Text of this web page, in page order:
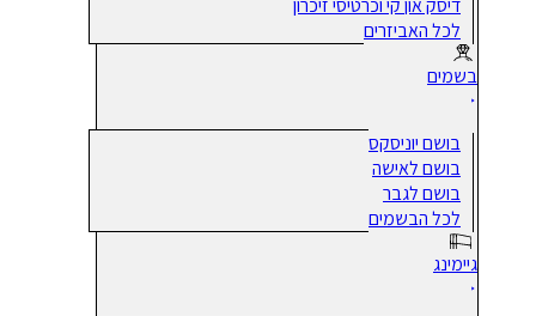
דיסק און קי וכרטיסי זיכרון
לכל האביזרים
בשמים
בושם יוניסקס
בושם לאישה
בושם לגבר
לכל הבשמים
גיימינג